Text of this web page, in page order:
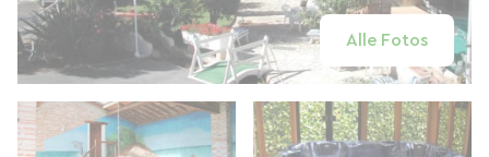
Alle Fotos